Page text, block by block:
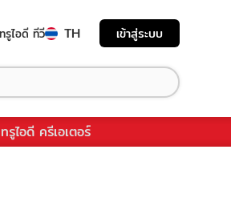
รูไอดี ทีวี TH เข้าสู่ระบบ
ทรูไอดี ครีเอเตอร์